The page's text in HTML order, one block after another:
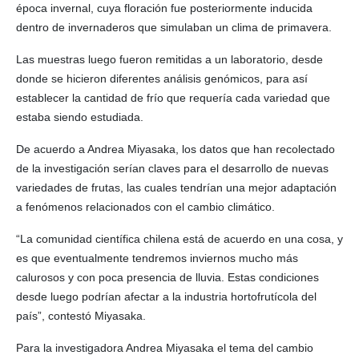
época invernal, cuya floración fue posteriormente inducida
dentro de invernaderos que simulaban un clima de primavera.
Las muestras luego fueron remitidas a un laboratorio, desde
donde se hicieron diferentes análisis genómicos, para así
establecer la cantidad de frío que requería cada variedad que
estaba siendo estudiada.
De acuerdo a Andrea Miyasaka, los datos que han recolectado
de la investigación serían claves para el desarrollo de nuevas
variedades de frutas, las cuales tendrían una mejor adaptación
a fenómenos relacionados con el cambio climático.
“La comunidad científica chilena está de acuerdo en una cosa, y
es que eventualmente tendremos inviernos mucho más
calurosos y con poca presencia de lluvia. Estas condiciones
desde luego podrían afectar a la industria hortofrutícola del
país”, contestó Miyasaka.
Para la investigadora Andrea Miyasaka el tema del cambio